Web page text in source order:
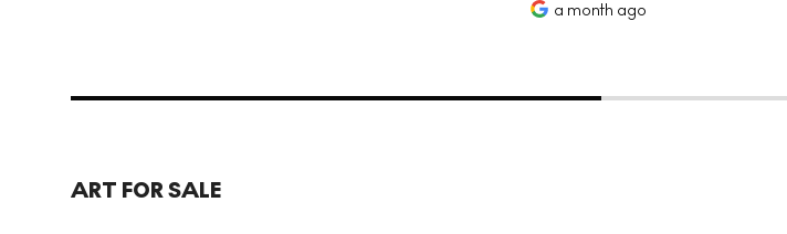
a month ago
ART FOR SALE